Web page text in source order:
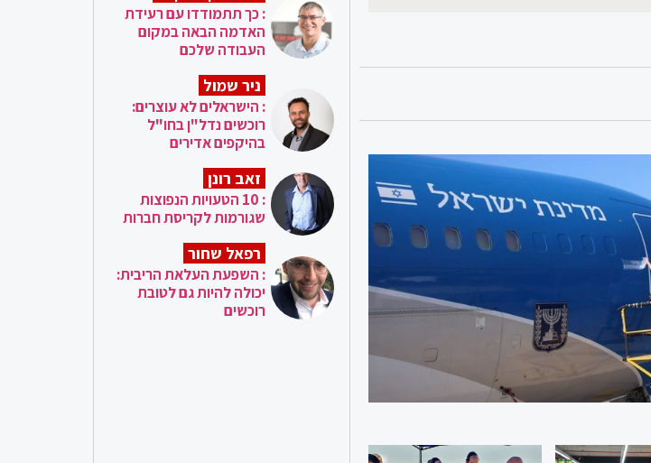
: כך תתמודדו עם רעידת
האדמה הבאה במקום
העבודה שלכם
ניר שמול
: הישראלים לא עוצרים:
רוכשים נדל"ן בחו"ל
בהיקפים אדירים
זאב רונן
: 10 הטעויות הנפוצות
שגורמות לקריסת חברות
רפאל שחור
: השפעת העלאת הריבית:
יכולה להיות גם לטובת
רוכשים